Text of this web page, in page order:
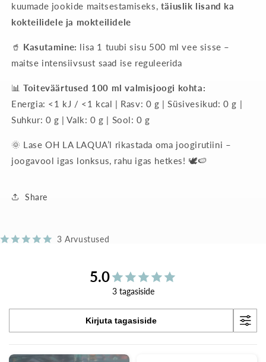
kuumade jookide maitsestamiseks, täiuslik lisand ka
kokteilidele ja mokteilidele
🥤 Kasutamine: lisa 1 tuubi sisu 500 ml vee sisse –
maitse intensiivsust saad ise reguleerida
📊Toiteväärtused 100 ml valmisjoogi kohta:
Energia: <1 kJ / <1 kcal | Rasv: 0 g | Süsivesikud: 0 g |
Suhkur: 0 g | Valk: 0 g | Sool: 0 g
🌞 Lase OH LA LAQUA’l rikastada oma joogirutiini –
joogavool igas lonksus, rahu igas hetkes! 🕊️🍉
Share
3 Arvustused
5.0
3 tagasiside
Kirjuta tagasiside